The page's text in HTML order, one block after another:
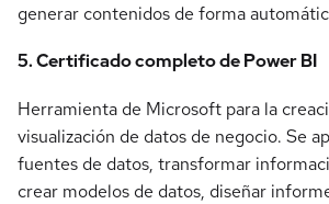
generar contenidos de forma
5. Certificado completo de Power BI
Herramienta de Microsoft para la
visualización de datos de negocio. Se
fuentes de datos, transformar
crear modelos de datos, diseñar